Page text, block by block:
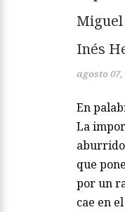
Inés
agosto 07,
En
La
aburrido
que
por un
cae en